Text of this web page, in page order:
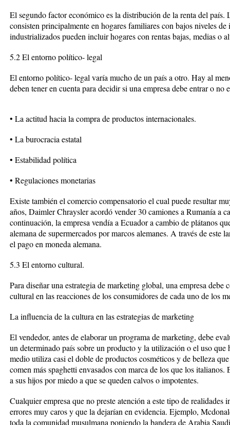
El segundo factor económico es la distribución de la renta del país.
consisten principalmente en hogares familiares con bajos niveles
industrializados pueden incluir hogares con rentas bajas, medias o
5.2 El entorno político- legal
El entorno político- legal varía mucho de un país a otro. Hay al
deben tener en cuenta para decidir si una empresa debe entrar o no
• La actitud hacia la compra de productos internacionales.
• La burocracia estatal
• Estabilidad política
• Regulaciones monetarias
Existe también el comercio compensatorio el cual puede resultar
años, Daimler Chraysler acordó vender 30 camiones a Rumanía a
continuación, la empresa vendía a Ecuador a cambio de plátanos
alemana de supermercados por marcos alemanes. A través de este
el pago en moneda alemana.
5.3 El entorno cultural.
Para diseñar una estrategia de marketing global, una empresa
cultural en las reacciones de los consumidores de cada uno de los
La influencia de la cultura en las estrategias de marketing
El vendedor, antes de elaborar un programa de marketing, debe
un determinado país sobre un producto y la utilización o el uso
medio utiliza casi el doble de productos cosméticos y de belleza
comen más spaghetti envasados con marca de los que los italianos.
a sus hijos por miedo a que se queden calvos o impotentes.
Cualquier empresa que no preste atención a este tipo de realidades
errores muy caros y que la dejarían en evidencia. Ejemplo,
toda la comunidad musulmana poniendo la bandera de Arabia